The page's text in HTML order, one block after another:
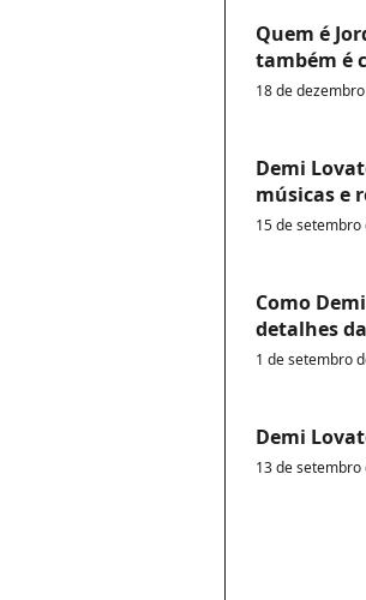
Quem é
também é
18 de
Demi
músicas e
15 de setembro
Como
detalhes
1 de setembro
Demi
13 de setembro